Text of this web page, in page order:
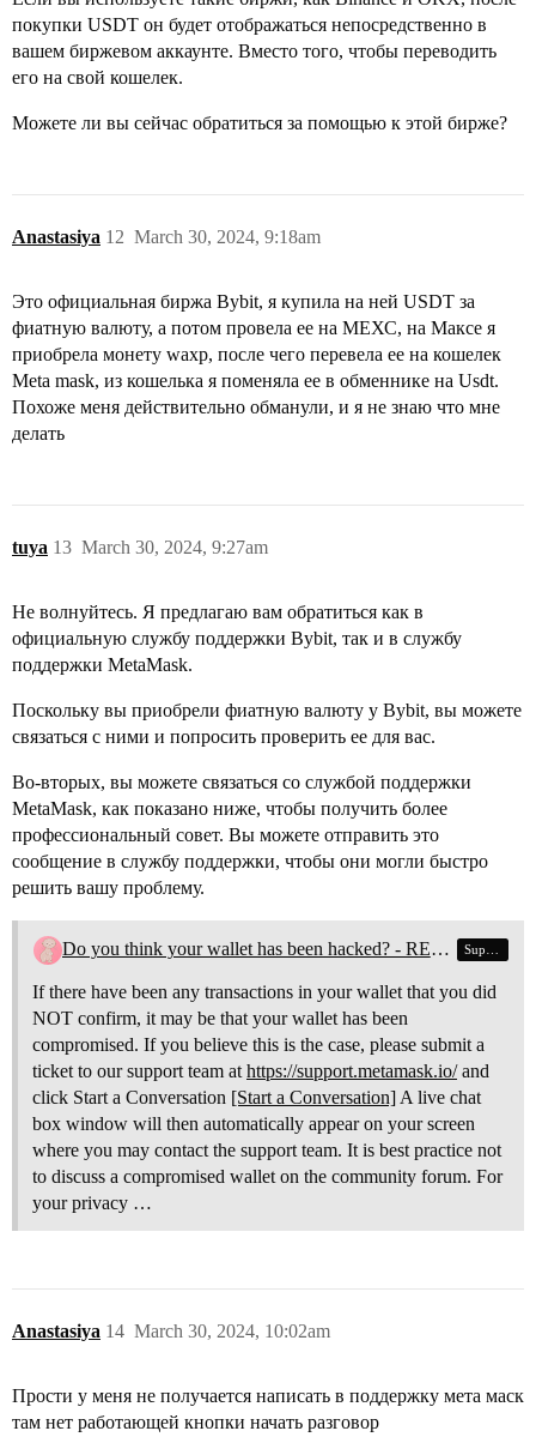
покупки USDT он будет отображаться непосредственно в
вашем биржевом аккаунте. Вместо того, чтобы переводить
его на свой кошелек.
Можете ли вы сейчас обратиться за помощью к этой бирже?
Anastasiya March 30, 2024, 9:18am
12
Это официальная биржа Bybit, я купила на ней USDT за
фиатную валюту, а потом провела ее на МЕХС, на Максе я
приобрела монету waxp, после чего перевела ее на кошелек
Meta mask, из кошелька я поменяла ее в обменнике на Usdt.
Похоже меня действительно обманули, и я не знаю что мне
делать
tuya March 30, 2024, 9:27am
13
Не волнуйтесь. Я предлагаю вам обратиться как в
официальную службу поддержки Bybit, так и в службу
поддержки MetaMask.
Поскольку вы приобрели фиатную валюту у Bybit, вы можете
связаться с ними и попросить проверить ее для вас.
Во-вторых, вы можете связаться со службой поддержки
MetaMask, как показано ниже, чтобы получить более
профессиональный совет. Вы можете отправить это
сообщение в службу поддержки, чтобы они могли быстро
решить вашу проблему.
Do you think your wallet has been hacked? - READ HERE
If there have been any transactions in your wallet that you did
NOT confirm, it may be that your wallet has been
compromised. If you believe this is the case, please submit a
ticket to our support team at https://support.metamask.io/and
click Start a Conversation [Start a Conversation] A live chat
box window will then automatically appear on your screen
where you may contact the support team. It is best practice not
to discuss a compromised wallet on the community forum. For
your privacy …
Anastasiya March 30, 2024, 10:02am
14
Прости у меня не получается написать в поддержку мета маск
там нет работающей кнопки начать разговор